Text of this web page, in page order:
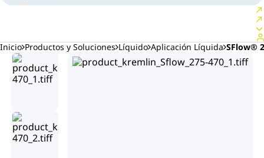
Inicio Productos y Soluciones Líquido Aplicación Líquida SFlow®